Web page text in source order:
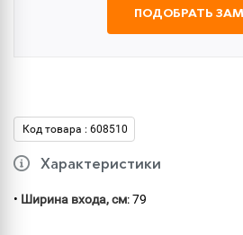
ПОДОБРАТЬ
Код товара : 608510
Характеристики
• Ширина входа, см: 79